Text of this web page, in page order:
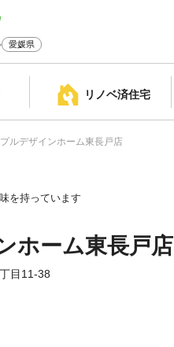
愛媛県
リノベ済住宅
ルデザインホーム東長戸店
ホーム東長戸店
を持っています
目11-38